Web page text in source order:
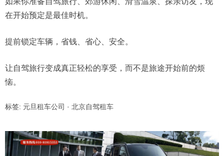
在开始预定是最佳时机。
提前锁定车辆，省钱、省心、安全。
让自驾旅行变成真正轻松的享受，而不是旅途开始前的烦
恼。
标签: 元旦租车公司 · 北京自驾租车